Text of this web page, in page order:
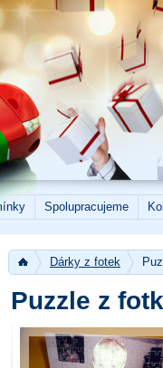
Spolupracujeme
Dárky z fotek
Puzzle z